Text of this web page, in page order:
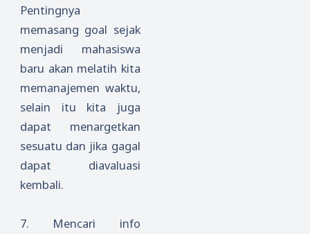
Pentingnya
memasang goal sejak
menjadi mahasiswa
baru akan melatih kita
memanajemen waktu,
selain itu kita juga
dapat menargetkan
sesuatu dan jika gagal
dapat diavaluasi
kembali.
7.
Mencari info